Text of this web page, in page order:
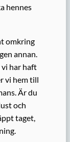
hennes
omkring
annan.
vi har haft
vi hem till
Är du
och
taget,